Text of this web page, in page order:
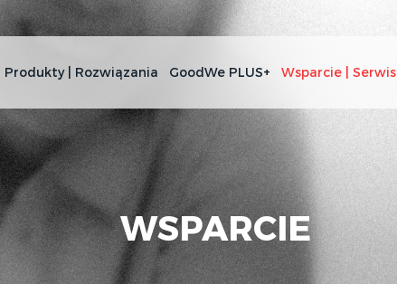
Produkty | Rozwiązania GoodWe PLUS+ Wsparcie | Serwis
WSPARCIE